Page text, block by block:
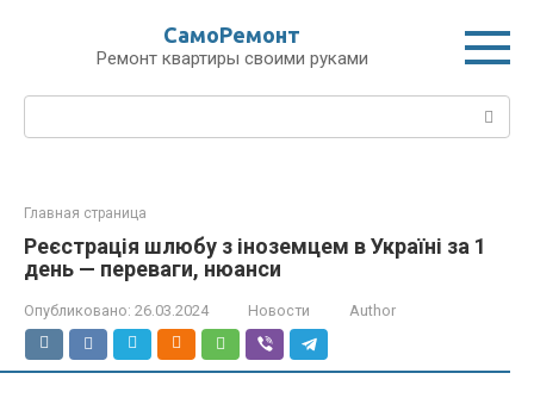
СамоРемонт
Ремонт квартиры своими руками
Поиск:
Главная страница
Реєстрація шлюбу з іноземцем в Україні за 1
день — переваги, нюанси
Опубликовано: 26.03.2024 Новости Author